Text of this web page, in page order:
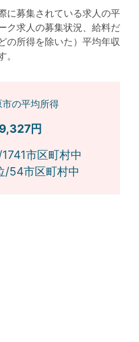
に募集されている求人の平
ク求人の募集状況、給料だ
の所得を除いた）平均年収
の平均所得
円
市区町村中
54市区町村中